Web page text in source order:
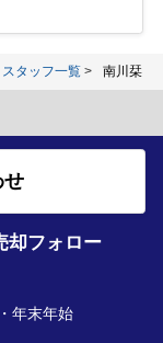
スタッフ一覧 南川栞
せ
却フォロー
年末年始